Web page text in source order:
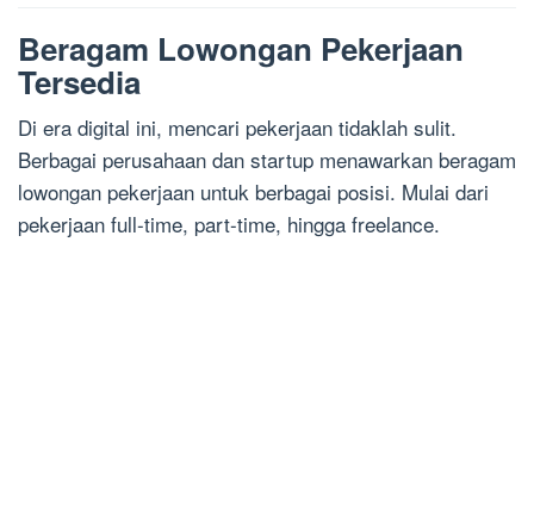
Beragam Lowongan Pekerjaan
Tersedia
Di era digital ini, mencari pekerjaan tidaklah sulit.
Berbagai perusahaan dan startup menawarkan beragam
lowongan pekerjaan untuk berbagai posisi. Mulai dari
pekerjaan full-time, part-time, hingga freelance.